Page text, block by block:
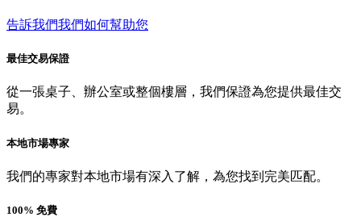
告訴我們我們如何幫助您
最佳交易保證
從一張桌子、辦公室或整個樓層，我們保證為您提供最佳交
易。
本地市場專家
我們的專家對本地市場有深入了解，為您找到完美匹配。
100% 免費